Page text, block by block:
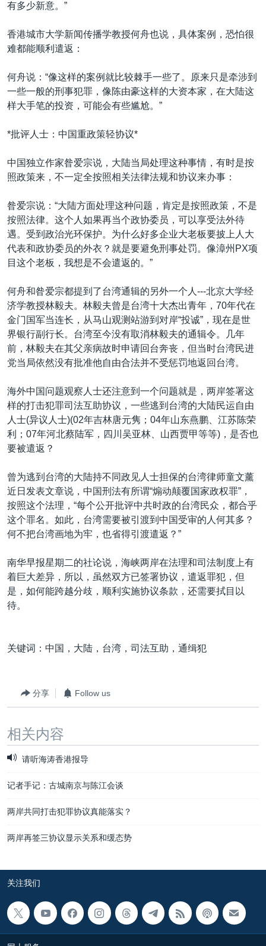
有多少新意。”
香港城市大学新闻传播学教授何舟也说，具体案例，恐怕很
难都能顺利遣返：
何舟说：“像这样的案例就比较棘手一些了。原来只是牵涉到
一些一般的刑事犯罪，像陈由豪这样的大资本家，在大陆这
样大手笔的投资，可能会有些尴尬。”
*批评人士：中国重政策轻协议*
中国独立作家昝爱宗说，大陆当局处理这种事情，有时是按
照政策来，不一定全按照相关法律法规和协议来办事：
昝爱宗说：“大陆方面处理这种问题，肯定是按照政策，不是
按照法律。这个人如果再当个政协委员，可以享受法外待
遇。受到政治光环保护。为什么好多企业大老板要披上人大
代表和政协委员的外衣？就是要避免刑事处罚。像漳州PX项
目这个老板，我想是不会遣返的。”
何舟和昝爱宗都提到了台湾通辑的另外一个人---北京大学经
济学教授林毅夫。林毅夫曾是台湾十大杰出青年，70年代在
金门国军当连长，从马山观测站游到对岸“投诚”，现在是世
界银行副行长。台湾至今没有取消林毅夫的通辑令。几年
前，林毅夫在其父亲病故时申请回台奔丧，但当时台湾民进
党当局依然没有批准他自由合法并不受惩罚地返回台湾。
海外中国问题观察人士还注意到一个问题就是，两岸签署这
样的打击犯罪司法互助协议，一些逃到台湾的大陆民运自由
人士(异议人士)(02年吉林唐元隽；04年山东燕鹏、江苏陈荣
利；07年河北蔡陆军，四川吴亚林、山西贾甲等等)，是否也
要被遣返？
曾为逃到台湾的大陆持不同政见人士担保的台湾律师童文薰
近日发表文章说，中国刑法有所谓“煽动颠覆国家政权罪”，
按照这个法理，“每个公开批评中共时政的台湾民众，都合乎
这个罪名。如此，台湾需要被引渡到中国受审的人何其多？
何不把台湾画地为牢，也省得引渡遣返？”
南华早报星期二的社论说，海峡两岸在法理和司法制度上有
着巨大差异，所以，虽然双方已签署协议，遣返罪犯，但
是，如何能跨越分歧，顺利实施协议条款，还需要拭目以
待。
关键词：中国，大陆，台湾，司法互助，通缉犯
分享 Follow us
相关内容
请听海涛香港报导
记者手记：古城南京与陈江会谈
两岸共同打击犯罪协议真能落实？
两岸再签三协议显示关系和缓态势
关注我们